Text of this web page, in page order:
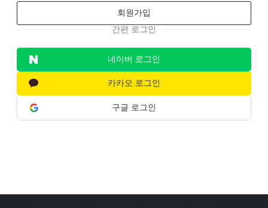
회원가입
간편 로그인
네이버 로그인
카카오 로그인
구글 로그인